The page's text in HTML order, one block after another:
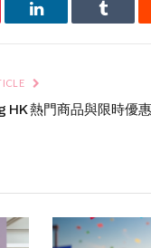
LinkedIn Tumblr
HK 熱門商品與限時優